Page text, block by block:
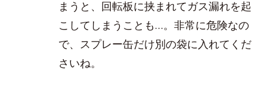
まうと、回転板に挟まれてガス漏れを起
こしてしまうことも…。非常に危険なの
で、スプレー缶だけ別の袋に入れてくだ
さいね。